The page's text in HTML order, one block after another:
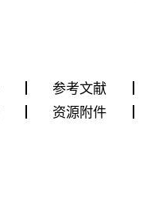
参考文献
资源附件